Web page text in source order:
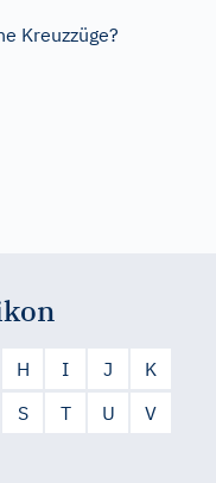
Kreuzzüge?
H I J
K
S T U
V